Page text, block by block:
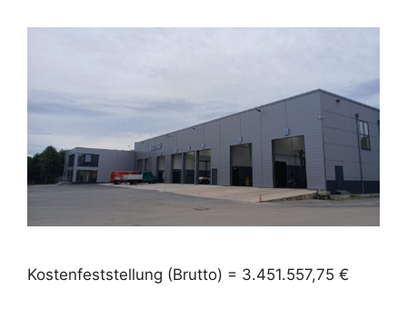
Kostenfeststellung (Brutto) = 3.451.557,75 €